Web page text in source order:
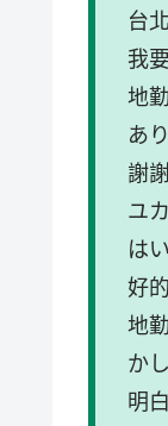
台
我
地
あ
謝
ユ
は
好
地
か
明